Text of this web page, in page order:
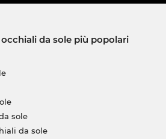
da sole più popolari
sole
da sole